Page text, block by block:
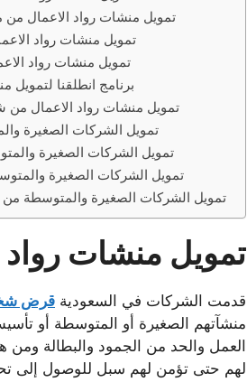
تمويل منشات رواد الاعمال من
تمويل منشات رواد
تمويل منشات رواد الاعمال من
تمويل الشركات الصغيرة
تمويل الشركات الصغيرة
تمويل الشركات الصغيرة
تمويل الشركات الصغيرة والمتوسطة
تمويل منشات رواد
قدمت الشركات في السعودية قرض
منشآتهم الصغيرة أو المتوسطة أو
العمل والحد من الجمود والبطالة
لهم حتى تؤمن لهم سبل للوصول إلى